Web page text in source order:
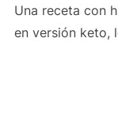
Una receta con
en versión keto,